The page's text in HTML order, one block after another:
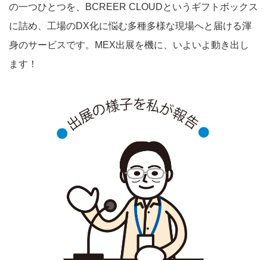
の一つひとつを、BCREER CLOUDというギフトボックス
に詰め、工場のDX化に悩む多種多様な現場へと届ける渾
身のサービスです。MEX出展を機に、いよいよ動き出し
ます！